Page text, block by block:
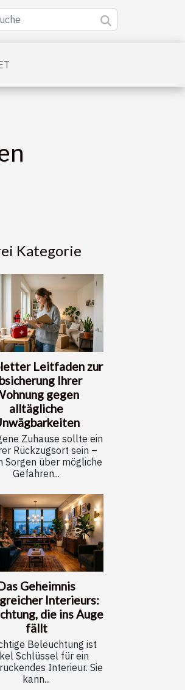
Kategorie
Leitfaden zur
Ihrer
gegen
alltägliche
Zuhause sollte ein
Rückzugsort sein –
Sorgen über mögliche
Gefahren...
Geheimnis
Interieurs:
die ins Auge
fällt
Beleuchtung ist
Schlüssel für ein
Interieur. Sie
kann...